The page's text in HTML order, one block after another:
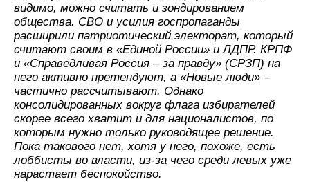
видимо, можно считать и зондированием
общества. СВО и усилия госпропаганды
расширили патриотический электорат, который
считают своим в «Единой России» и ЛДПР. КРПФ
и «Справедливая Россия – за правду» (СРЗП) на
него активно претендуют, а «Новые люди» –
частично рассчитывают. Однако
консолидированных вокруг флага избирателей
скорее всего хватит и для националистов, по
которым нужно только руководящее решение.
Пока такового нет, хотя у него, похоже, есть
лоббисты во власти, из-за чего среди левых уже
нарастает беспокойство.